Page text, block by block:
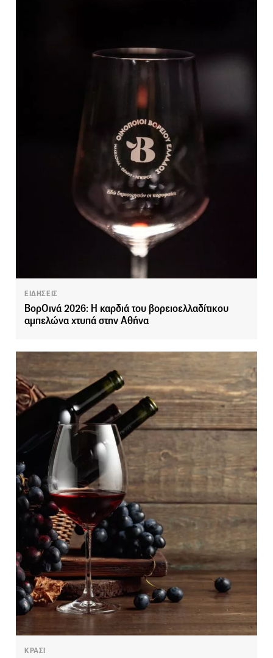
ΕΙΔΗΣΕΙΣ
ΒορΟινά 2026: Η καρδιά του βορειοελλαδίτικου
αμπελώνα χτυπά στην Αθήνα
ΚΡΑΣΙ